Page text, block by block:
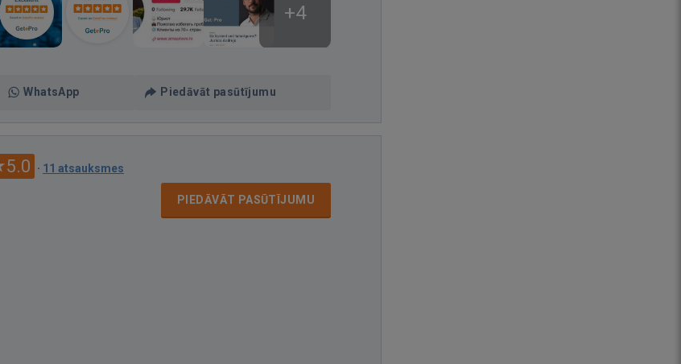
+4
WhatsApp Piedāvāt pasūtījumu
5.0 · 11 atsauksmes
PIEDĀVĀT PASŪTĪJUMU